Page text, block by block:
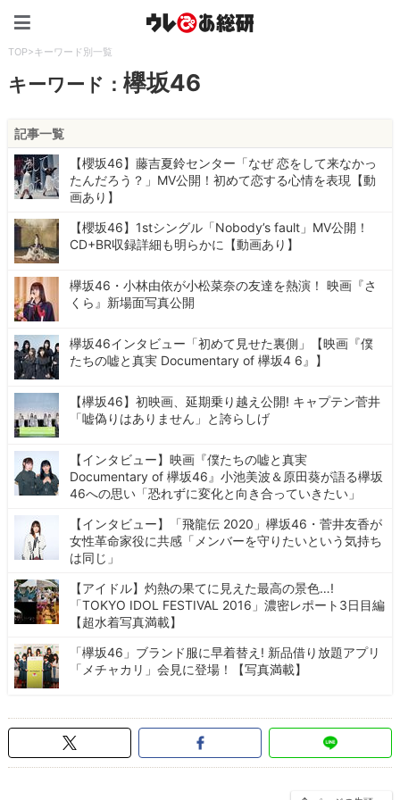
TOP>キーワード別一覧
キーワード：欅坂46
記事一覧
【櫻坂46】藤吉夏鈴センター「なぜ 恋をして来なかっ
たんだろう？」MV公開！初めて恋する心情を表現【動
画あり】
【櫻坂46】1stシングル「Nobody’s fault」MV公開！
CD+BR収録詳細も明らかに【動画あり】
欅坂46・小林由依が小松菜奈の友達を熱演！ 映画『さ
くら』新場面写真公開
欅坂46インタビュー「初めて見せた裏側」【映画『僕
たちの嘘と真実 Documentary of 欅坂4 6』】
【欅坂46】初映画、延期乗り越え公開! キャプテン菅井
「嘘偽りはありません」と誇らしげ
【インタビュー】映画『僕たちの嘘と真実
Documentary of 欅坂46』小池美波＆原田葵が語る欅坂
46への思い「恐れずに変化と向き合っていきたい」
【インタビュー】「飛龍伝 2020」欅坂46・菅井友香が
女性革命家役に共感「メンバーを守りたいという気持ち
は同じ」
【アイドル】灼熱の果てに見えた最高の景色…!
「TOKYO IDOL FESTIVAL 2016」濃密レポート3日目編
【超水着写真満載】
「欅坂46」ブランド服に早着替え! 新品借り放題アプリ
「メチャカリ」会見に登場！【写真満載】